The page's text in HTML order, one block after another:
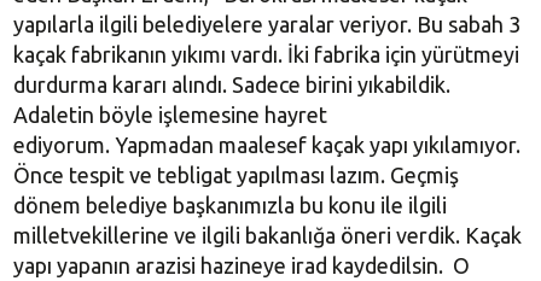
yapılarla ilgili belediyelere yaralar veriyor. Bu sabah 3
kaçak fabrikanın yıkımı vardı. İki fabrika için yürütmeyi
durdurma kararı alındı. Sadece birini yıkabildik.
Adaletin böyle işlemesine hayret
ediyorum. Yapmadan maalesef kaçak yapı yıkılamıyor.
Önce tespit ve tebligat yapılması lazım. Geçmiş
dönem belediye başkanımızla bu konu ile ilgili
milletvekillerine ve ilgili bakanlığa öneri verdik. Kaçak
yapı yapanın arazisi hazineye irad kaydedilsin. O